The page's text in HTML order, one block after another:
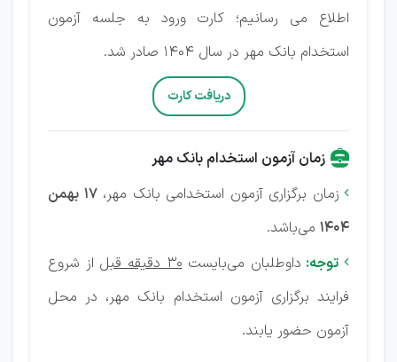
اطلاع می رسانیم؛ کارت ورود به جلسه آزمون
استخدام بانک مهر در سال 1404 صادر شد.
دریافت کارت
زمان آزمون استخدام بانک مهر
 زمان برگزاری آزمون استخدامی بانک مهر،
17 بهمن
1404 می‌باشد.
 توجه: داوطلبان می‌بایست30 دقیقه قبل
از شروع
فرایند برگزاری آزمون استخدام بانک مهر، در محل
آزمون حضور یابند.